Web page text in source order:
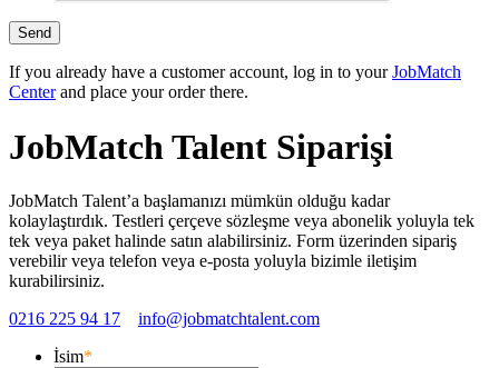
Send
If you already have a customer account, log in to yourJobMatch
Centerand place your order there.
JobMatch Talent Siparişi
JobMatch Talent’a başlamanızı mümkün olduğu kadar
kolaylaştırdık. Testleri çerçeve sözleşme veya abonelik yoluyla tek
tek veya paket halinde satın alabilirsiniz. Form üzerinden sipariş
verebilir veya telefon veya e-posta yoluyla bizimle iletişim
kurabilirsiniz.
0216 225 94 17
info@jobmatchtalent.com
İsim*